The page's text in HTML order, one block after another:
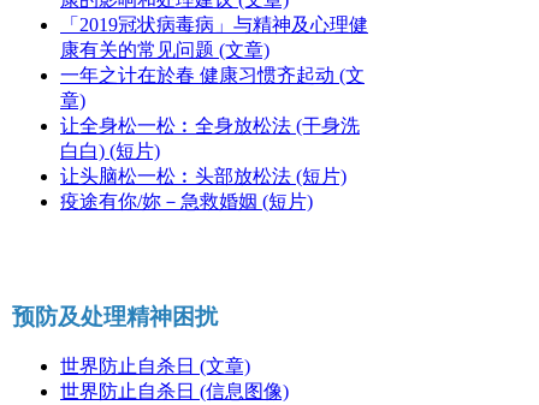
「2019冠状病毒病」与精神及心理健
康有关的常见问题 (文章)
一年之计在於春 健康习惯齐起动 (文
章)
让全身松一松︰全身放松法 (干身洗
白白) (短片)
让头脑松一松︰头部放松法 (短片)
疫途有你/妳－急救婚姻 (短片)
预防及处理精神困扰
世界防止自杀日 (文章)
世界防止自杀日 (信息图像)